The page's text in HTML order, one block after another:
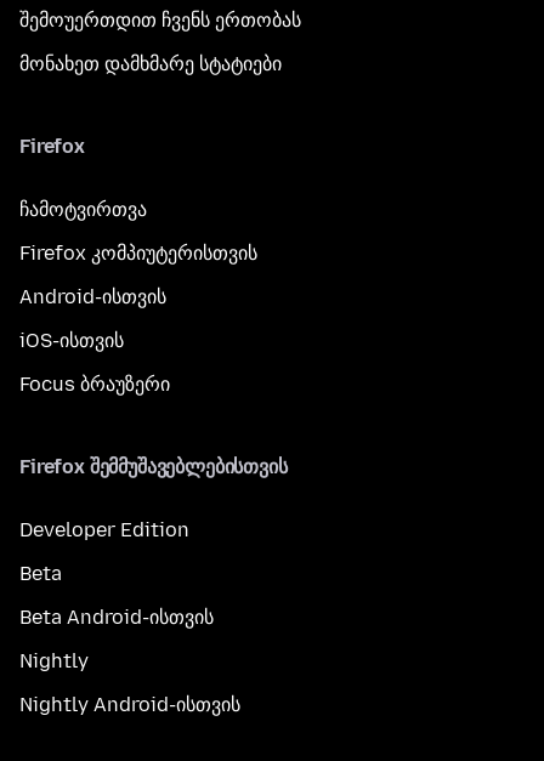
შემოუერთდით ჩვენს ერთობას
მონახეთ დამხმარე სტატიები
Firefox
ჩამოტვირთვა
Firefox კომპიუტერისთვის
Android-ისთვის
iOS-ისთვის
Focus ბრაუზერი
Firefox შემმუშავებლებისთვის
Developer Edition
Beta
Beta Android-ისთვის
Nightly
Nightly Android-ისთვის